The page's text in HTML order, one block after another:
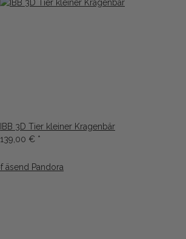
IBB 3D Tier kleiner Kragenbär
139,00 € *